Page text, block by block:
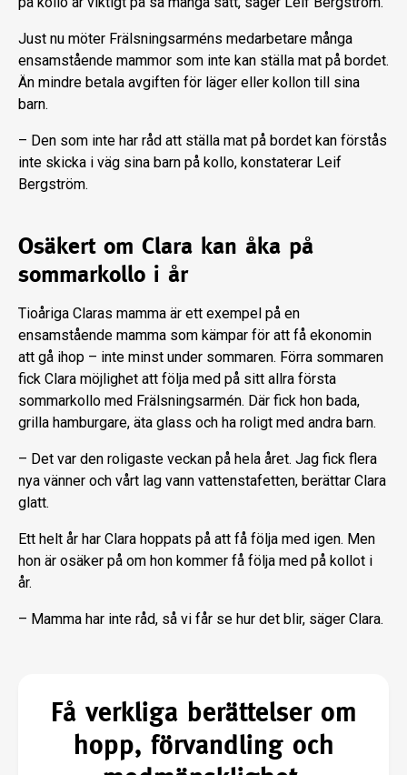
Just nu möter Frälsningsarméns medarbetare många
ensamstående mammor som inte kan ställa mat på bordet.
Än mindre betala avgiften för läger eller kollon till sina
barn.
– Den som inte har råd att ställa mat på bordet kan förstås
inte skicka i väg sina barn på kollo, konstaterar Leif
Bergström.
Osäkert om Clara kan åka på
sommarkollo i år
Tioåriga Claras mamma är ett exempel på en
ensamstående mamma som kämpar för att få ekonomin
att gå ihop – inte minst under sommaren. Förra sommaren
fick Clara möjlighet att följa med på sitt allra första
sommarkollo med Frälsningsarmén. Där fick hon bada,
grilla hamburgare, äta glass och ha roligt med andra barn.
– Det var den roligaste veckan på hela året. Jag fick flera
nya vänner och vårt lag vann vattenstafetten, berättar Clara
glatt.
Ett helt år har Clara hoppats på att få följa med igen. Men
hon är osäker på om hon kommer få följa med på kollot i
år.
– Mamma har inte råd, så vi får se hur det blir, säger Clara.
Få verkliga berättelser om
hopp, förvandling och